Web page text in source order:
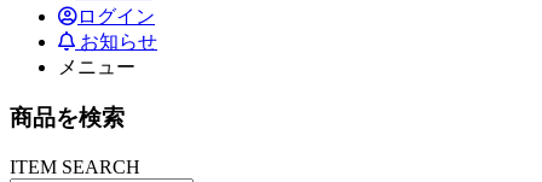
ログイン
お知らせ
メニュー
商品を検索
ITEM SEARCH